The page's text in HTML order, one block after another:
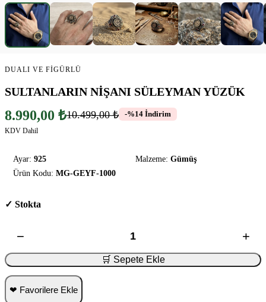
DUALI VE FIGÜRLÜ
SULTANLARIN NİŞANI SÜLEYMAN YÜZÜK
8.990,00 ₺10.499,00 ₺ -%14 İndirim
KDV Dahil
Ayar: 925 Malzeme: Gümüş
Ürün Kodu: MG-GEYF-1000
✓ Stokta
− +
🛒 Sepete Ekle
❤ Favorilere Ekle